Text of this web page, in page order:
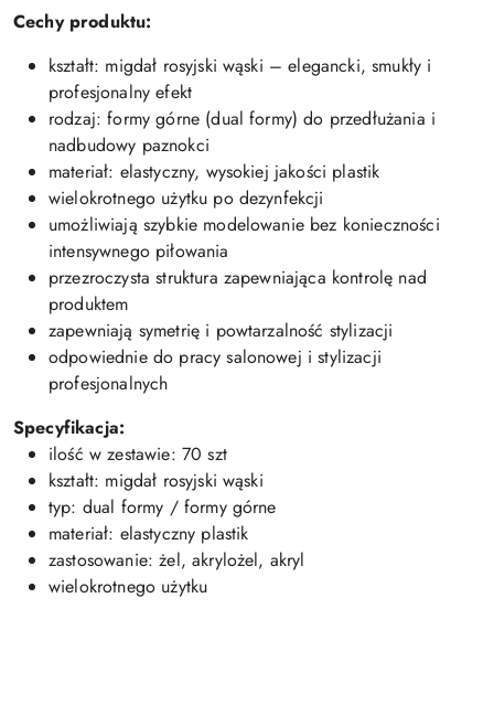
Cechy produktu:
kształt: migdał rosyjski wąski – elegancki, smukły i
profesjonalny efekt
rodzaj: formy górne (dual formy) do przedłużania i
nadbudowy paznokci
materiał: elastyczny, wysokiej jakości plastik
wielokrotnego użytku po dezynfekcji
umożliwiają szybkie modelowanie bez konieczności
intensywnego piłowania
przezroczysta struktura zapewniająca kontrolę nad
produktem
zapewniają symetrię i powtarzalność stylizacji
odpowiednie do pracy salonowej i stylizacji
profesjonalnych
Specyfikacja:
ilość w zestawie: 70 szt
kształt: migdał rosyjski wąski
typ: dual formy / formy górne
materiał: elastyczny plastik
zastosowanie: żel, akrylożel, akryl
wielokrotnego użytku